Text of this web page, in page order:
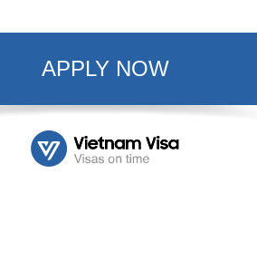
APPLY NOW